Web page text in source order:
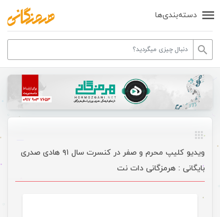
دسته‌بندی‌ها
ویدیو کلیپ محرم و صفر در کنسرت سال ۹۱ هادی صدری
بایگانی : هرمزگانی دات نت